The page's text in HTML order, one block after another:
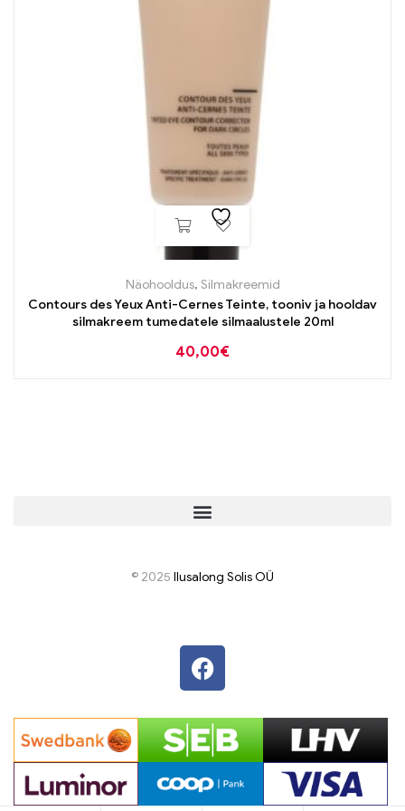
Näohooldus, Silmakreemid
Contours des Yeux Anti-Cernes Teinte, tooniv ja hooldav
silmakreem tumedatele silmaalustele 20ml
40,00€
© 2025 Ilusalong Solis OÜ